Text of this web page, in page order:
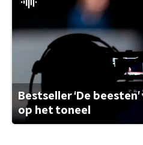
Bestseller ‘De
op het toneel